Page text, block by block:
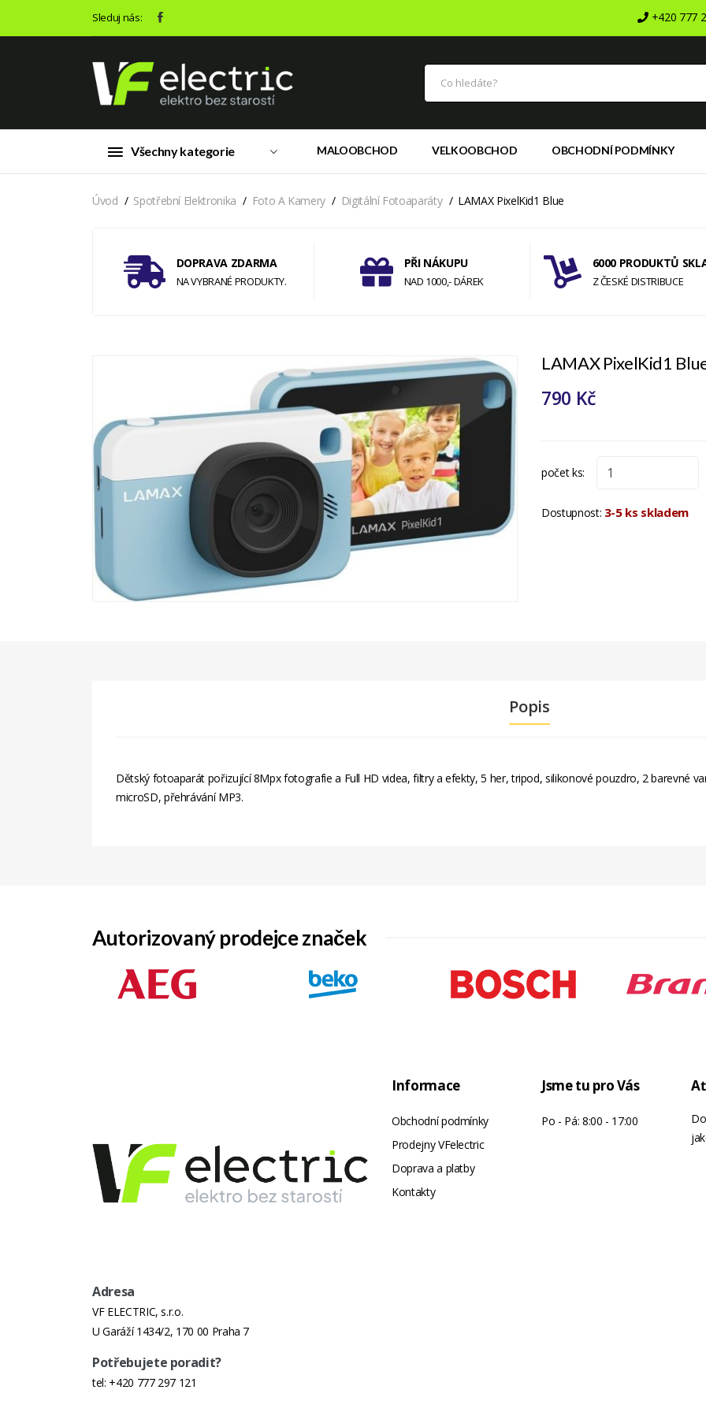
Sleduj nás: +420 777
Všechny kategorie MALOOBCHOD VELKOOBCHOD OBCHODNÍ PODMÍNKY
Úvod Spotřební Elektronika Foto A Kamery Digitální Fotoaparáty LAMAX PixelKid1 Blue
DOPRAVA ZDARMA
NA VYBRANÉ PRODUKTY.
PŘI NÁKUPU
NAD 1000,- DÁREK
6000 PRODUKTŮ
Z ČESKÉ DISTRIBUCE
LAMAX PixelKid1
790 Kč
počet ks:
Dostupnost: 3-5 ks skladem
Popis
Dětský fotoaparát pořizující 8Mpx fotografie a Full HD videa, filtry a efekty, 5 her, tripod, silikonové pouzdro, 2 barevné
microSD, přehrávání MP3.
Autorizovaný prodejce značek
Adresa
VF ELECTRIC, s.r.o.
U Garáží 1434/2, 170 00 Praha 7
Potřebujete poradit?
tel: +420 777 297 121
Informace
Obchodní podmínky
Prodejny VFelectric
Doprava a platby
Kontakty
Jsme tu pro Vás
Po - Pá: 8:00 - 17:00